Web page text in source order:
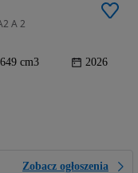
A 2
649 cm3 2026
Zobacz ogłoszenia